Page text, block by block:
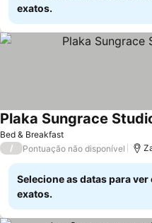
exatos.
Bed & Breakfast
Plaka Sungrace
/ Pontuação não disponível
Selecione as datas para
exatos.